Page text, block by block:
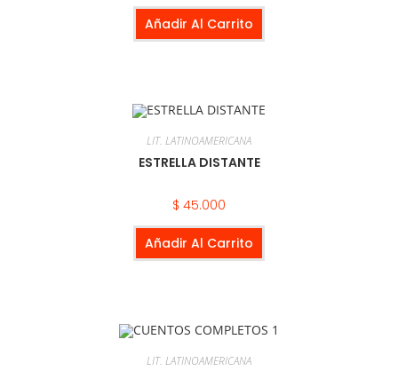
Añadir Al Carrito
LIT. LATINOAMERICANA
ESTRELLA DISTANTE
$ 45.000
Añadir Al Carrito
LIT. LATINOAMERICANA